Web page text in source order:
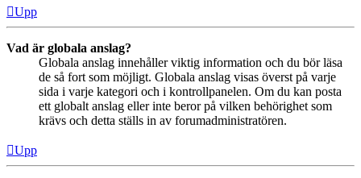
Upp
Vad är globala anslag?
Globala anslag innehåller viktig information och du bör läsa
de så fort som möjligt. Globala anslag visas överst på varje
sida i varje kategori och i kontrollpanelen. Om du kan posta
ett globalt anslag eller inte beror på vilken behörighet som
krävs och detta ställs in av forumadministratören.
Upp